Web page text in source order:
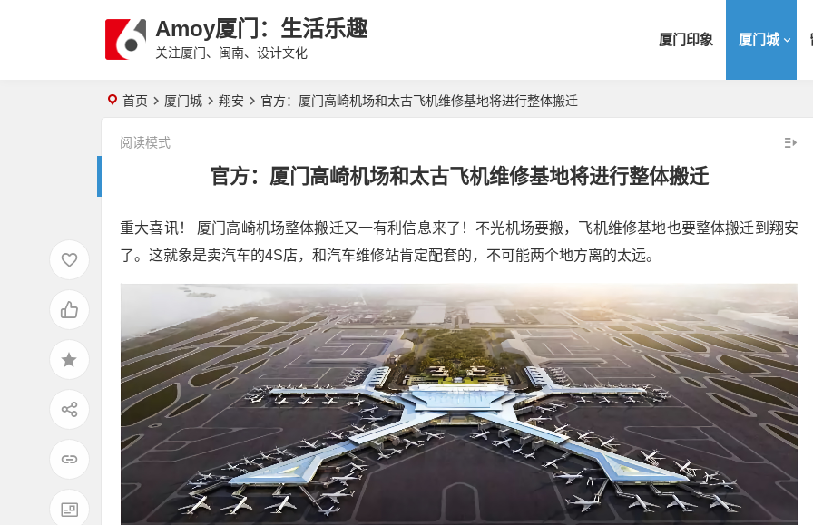
Amoy厦门：生活乐趣
关注厦门、闽南、设计文化
厦门印象 厦门城
首页 厦门城 翔安 官方：厦门高崎机场和太古飞机维修基地将进行整体搬迁
官方：厦门高崎机场和太古飞机维修基地将进行整体搬迁
阅读模式
重大喜讯！ 厦门高崎机场整体搬迁又一有利信息来了！不光机场要搬，飞机维修基地也要整体搬迁到翔安
了。这就象是卖汽车的4S店，和汽车维修站肯定配套的，不可能两个地方离的太远。